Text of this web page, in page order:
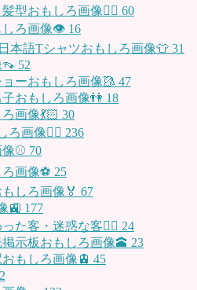
型おもしろ画像👱‍♀️ 60
しろ画像👁 16
本語Tシャツおもしろ画像👕 31
52
ーおもしろ画像🥻 47
おもしろ画像👫 18
画像💃🏻 30
ろ画像🏃‍♂️ 236
⚾ 70
画像⚽️ 25
しろ画像🏅 67
🚉 177
た客・迷惑な客🤦‍♀️ 24
示板おもしろ画像🕋 23
もしろ画像🚊 45